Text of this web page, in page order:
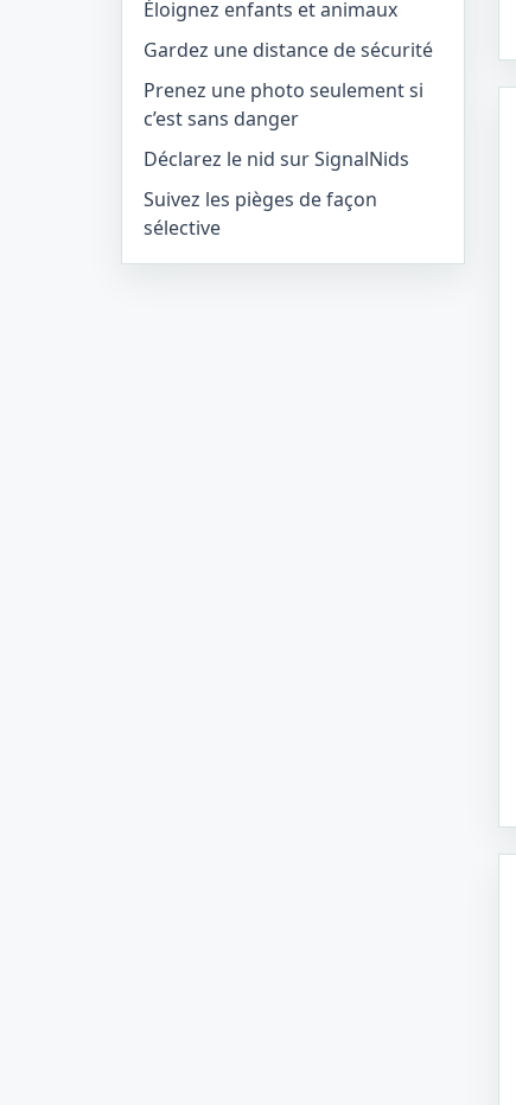
Éloignez enfants et animaux
Gardez une distance de sécurité
Prenez une photo seulement si
c’est sans danger
Déclarez le nid sur SignalNids
Suivez les pièges de façon
sélective